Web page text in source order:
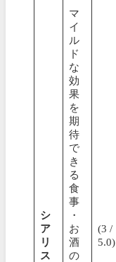
シ
ア
リ
ス
マ
イ
ル
ド
な
効
果
を
期
待
で
き
る
食
事
・
お
酒
の
(3 /
5.0)